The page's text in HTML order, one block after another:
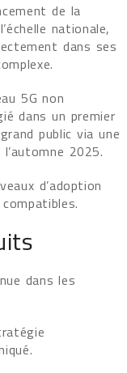
de la
nationale,
dans ses
5G non
dans un premier
public via une
2025.
d’adoption
dans les